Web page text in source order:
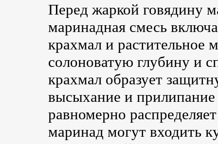
Перед жаркой говядину
маринадная смесь
крахмал и растительное
солоноватую глубину и
крахмал образует
высыхание и прилипание
равномерно
маринад могут входить